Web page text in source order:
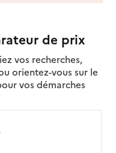
de prix
vos recherches,
orientez-vous sur le
vos démarches